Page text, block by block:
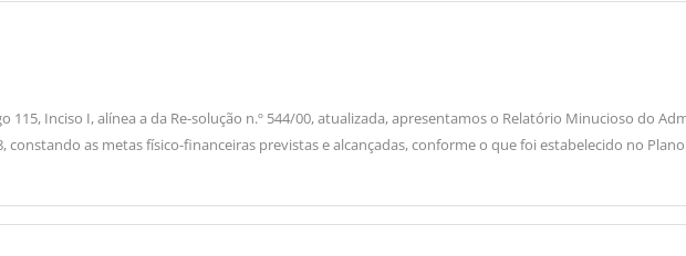
Inciso I, alínea a da Re-solução n.º 544/00, atualizada, apresentamos o Relatório Minucioso do
constando as metas físico-financeiras previstas e alcançadas, conforme o que foi estabelecido no